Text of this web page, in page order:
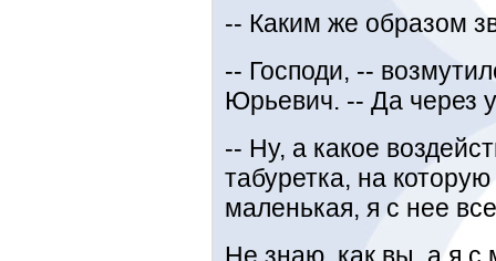
-- Каким же образом
-- Господи, --
Юрьевич. -- Да через
-- Ну, а какое
табуретка, на
маленькая, я с нее
Не знаю, как вы, а я